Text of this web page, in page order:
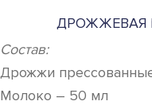
ДРОЖЖЕВАЯ
Состав:
Дрожжи
Молоко – 50 мл